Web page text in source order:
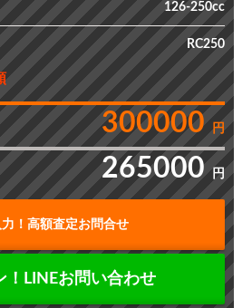
126-250cc
RC250
300000 円
265000 円
！高額査定お問合せ
！LINEお問い合わせ